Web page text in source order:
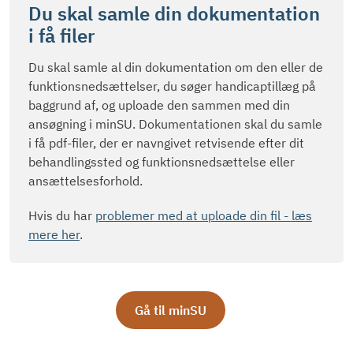
Du skal samle din dokumentation
i få filer
Du skal samle al din dokumentation om den eller de
funktionsnedsættelser, du søger handicaptillæg på
baggrund af, og uploade den sammen med din
ansøgning i minSU. Dokumentationen skal du samle
i få pdf-filer, der er navngivet retvisende efter dit
behandlingssted og funktionsnedsættelse eller
ansættelsesforhold.
Hvis du har problemer med at uploade din fil - læs
mere her.
Gå til minSU